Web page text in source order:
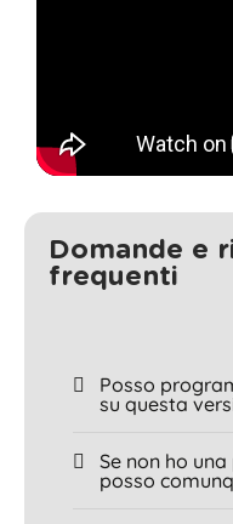
Domande e
frequenti
Posso
su questa
Se non ho
posso